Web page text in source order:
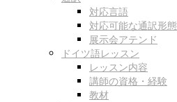
対応言語
対応可能な通訳形態
展示会アテンド
ドイツ語レッスン
レッスン内容
講師の資格・経験
教材